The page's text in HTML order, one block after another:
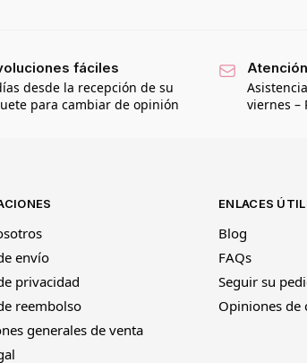
fáciles
desde la recepción de su
para cambiar de opinión
viernes –
envío
privacidad
reembolso
generales de venta
ENLACES
Blog
FAQs
Seguir su
Opiniones de